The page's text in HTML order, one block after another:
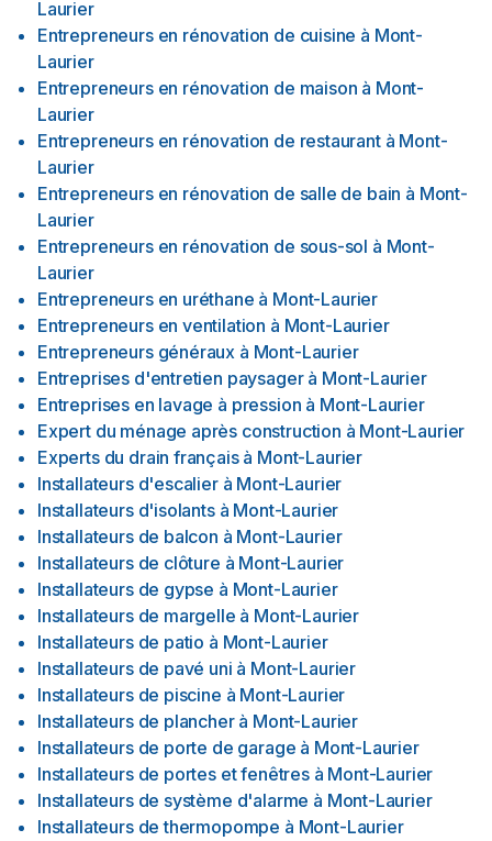
Laurier
Entrepreneurs en rénovation de cuisine à Mont-
Laurier
Entrepreneurs en rénovation de maison à Mont-
Laurier
Entrepreneurs en rénovation de restaurant à Mont-
Laurier
Entrepreneurs en rénovation de salle de bain à Mont-
Laurier
Entrepreneurs en rénovation de sous-sol à Mont-
Laurier
Entrepreneurs en uréthane à Mont-Laurier
Entrepreneurs en ventilation à Mont-Laurier
Entrepreneurs généraux à Mont-Laurier
Entreprises d'entretien paysager à Mont-Laurier
Entreprises en lavage à pression à Mont-Laurier
Expert du ménage après construction à Mont-Laurier
Experts du drain français à Mont-Laurier
Installateurs d'escalier à Mont-Laurier
Installateurs d'isolants à Mont-Laurier
Installateurs de balcon à Mont-Laurier
Installateurs de clôture à Mont-Laurier
Installateurs de gypse à Mont-Laurier
Installateurs de margelle à Mont-Laurier
Installateurs de patio à Mont-Laurier
Installateurs de pavé uni à Mont-Laurier
Installateurs de piscine à Mont-Laurier
Installateurs de plancher à Mont-Laurier
Installateurs de porte de garage à Mont-Laurier
Installateurs de portes et fenêtres à Mont-Laurier
Installateurs de système d'alarme à Mont-Laurier
Installateurs de thermopompe à Mont-Laurier